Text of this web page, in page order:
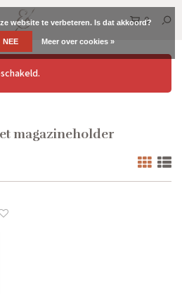
0
magazineholder
website te verbeteren. Is dat akkoord?
NEE Meer over cookies »